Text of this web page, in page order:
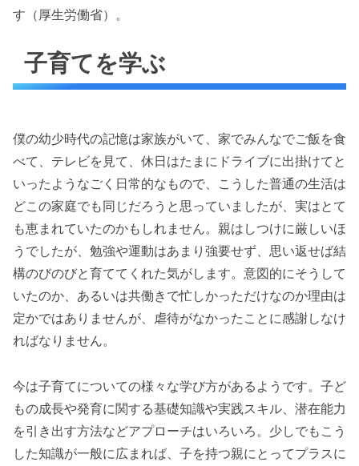
す（厚生労働省）。
子育てを学ぶ
僕の幼少時代の記憶は家族がいて、家でみんなでご飯を食
べて、テレビを見て、休日はたまにドライブに出掛けてと
いったようなごく日常的なもので、こうした普通の生活は
どこの家庭でも同じだろうと思っていましたが、実はとて
も恵まれていたのかもしれません。親はしつけに厳しいほ
うでしたが、勉強や運動はあまり強要せず、思い返せば結
構のびのびと育ててくれた気がします。意図的にそうして
いたのか、あるいは共働きで忙しかっただけなのか理由は
定かではありませんが、虐待がなかったことに感謝しなけ
ればなりません。
今は子育てについての様々な学び方があるようです。子ど
もの成長や発育に関する基礎知識や実践スキル、潜在能力
を引き出す方法などアプローチはいろいろ。少しでもこう
した知識が一般に広まれば、子を持つ親にとってプラスに